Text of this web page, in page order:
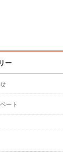
ー
ート